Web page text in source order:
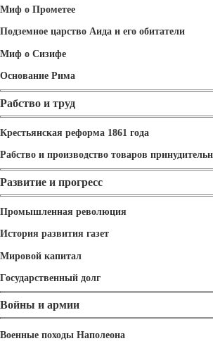
Миф о Прометее
Подземное царство Аида и его обитатели
Миф о Сизифе
Основание Рима
Рабство и труд
Крестьянская реформа 1861 года
Рабство и производство товаров
Развитие и прогресс
Промышленная революция
История развития газет
Мировой капитал
Государственный долг
Войны и армии
Военные походы Наполеона